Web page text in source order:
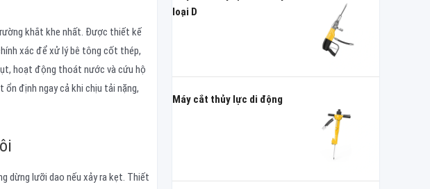
khắt khe nhất. Được thiết kế
xác để xử lý bê tông cốt thép,
hoạt động thoát nước và cứu hộ
định ngay cả khi chịu tải nặng,
dừng lưỡi dao nếu xảy ra kẹt. Thiết
loại D
Máy cắt thủy lực di động